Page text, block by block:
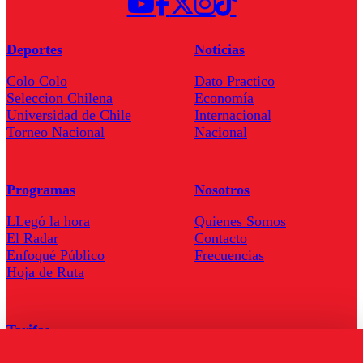
Deportes
Colo Colo
Seleccion Chilena
Universidad de Chile
Torneo Nacional
Noticias
Dato Practico
Economía
Internacional
Nacional
Programas
LLegó la hora
El Radar
Enfoqué Público
Hoja de Ruta
Nosotros
Quienes Somos
Contacto
Frecuencias
Tarifas